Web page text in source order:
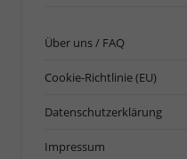
Über uns / FAQ
Cookie-Richtlinie (EU)
Datenschutzerklärung
Impressum